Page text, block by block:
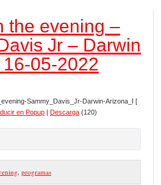
the evening –
Jr – Darwin
05-2022
Sammy_Davis_Jr-Darwin-Arizona_I [
en Popup | Descarga (120)
, programas